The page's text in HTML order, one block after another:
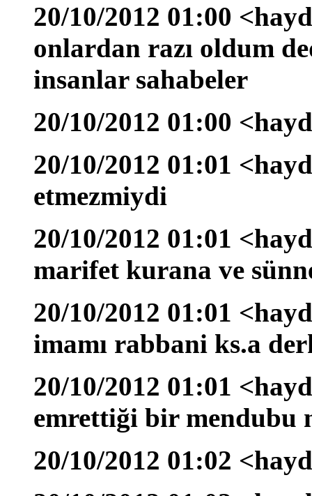
20/10/2012 01:00
onlardan razı oldum
insanlar sahabeler
20/10/2012 01:00
20/10/2012 01:01
etmezmiydi
20/10/2012 01:01
marifet kurana ve
20/10/2012 01:01
imamı rabbani ks.a
20/10/2012 01:01
emrettiği bir mendubu
20/10/2012 01:02